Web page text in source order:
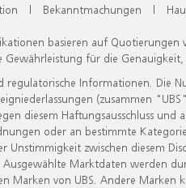
| Bekanntmachungen |
basieren auf
Gewährleistung für die
regulatorische Informationen. Die
(zusammen
diesem Haftungsausschluss
oder an bestimmte
Unstimmigkeit zwischen diesem
Marktdaten werden
Marken von UBS. Andere Marken